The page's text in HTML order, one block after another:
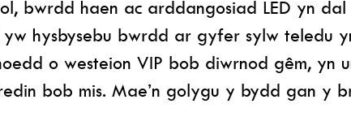
bwrdd haen ac arddangosiad LED yn
hysbysebu bwrdd ar gyfer sylw teledu
o westeion VIP bob diwrnod gêm,
bob mis. Mae’n golygu y bydd gan y